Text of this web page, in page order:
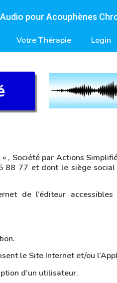
pour Acouphènes
Votre Thérapie Login
, Société par Actions
88 77 et dont le siège
de l’éditeur accessibles
le Site Internet et/ou
d’un utilisateur.